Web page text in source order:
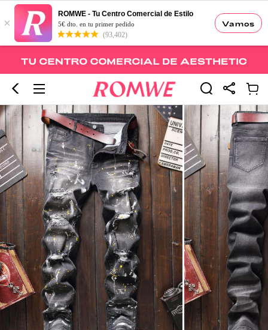
Vamos
×
ROMWE - Tu Centro Comercial de Estilo
5€ dto. en tu primer pedido
(93,402)